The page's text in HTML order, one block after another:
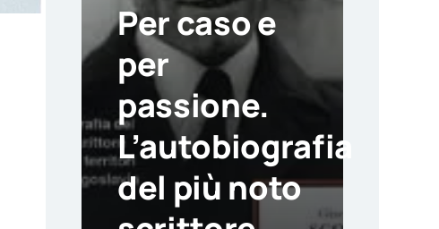
Per caso e
per
passione.
L’autobiografia
del più noto